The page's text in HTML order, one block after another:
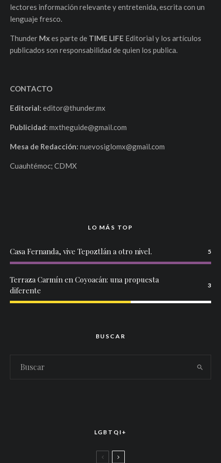
lectores información relevante y entretenida, escrita con un
lenguaje fresco.
Thunder Mxes parte de TIME LIFE Editorial y los artículos
publicados son responsabilidad de quien los publica.
CONTACTO
Editorial: editor@thunder.mx
Publicidad: mxtheguide@gmail.com
Mesa de Redacción: nuevosiglomx@gmail.com
Cuauhtémoc; CDMX
LO MÁS TOP
Casa Fernanda, vive Tepoztlán a otro nivel. 5
Terraza Carmín en Coyoacán: una propuesta
diferente
3
BUSCAR
LGBTQI+